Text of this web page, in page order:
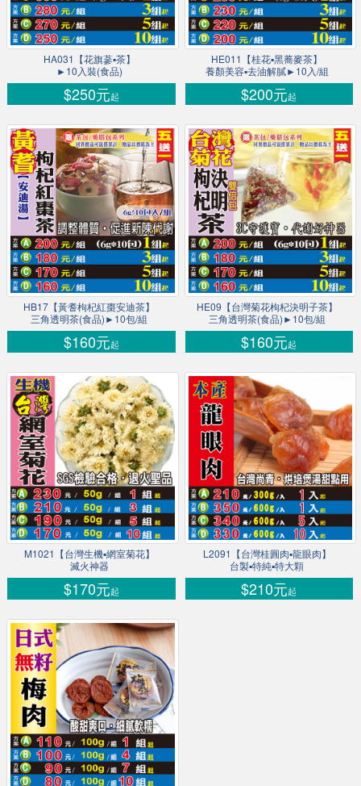
HA031【花旗蔘▪茶】
►10入裝(食品)
$250元起
HE011【桂花▪黑蕎麥茶】
養顏美容▪去油解膩►10入/組
$200元起
HB17【黃耆枸杞紅棗安迪茶】
三角透明茶(食品)►10包/組
$160元起
HE09【台灣菊花枸杞決明子茶】
三角透明茶(食品)►10包/組
$160元起
M1021【台灣生機▪網室菊花】
滅火神器
$170元起
L2091【台灣桂圓肉▪龍眼肉】
台製▪特純▪特大顆
$210元起